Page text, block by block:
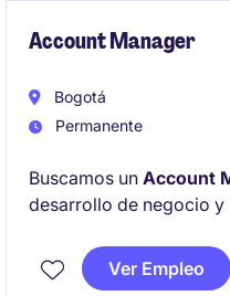
Account Manager
Bogotá
Permanente
Buscamos un Account
desarrollo de negocio y
Providers) en Colombia
generar nuevas
Ver Empleo